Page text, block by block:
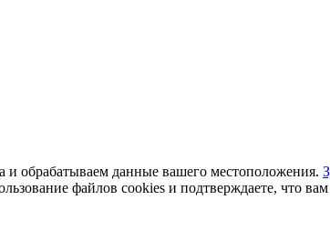
и обрабатываем данные вашего местоположения.
файлов cookies и подтверждаете, что